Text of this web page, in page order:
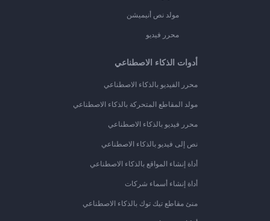
مولد نص أنيميشن
محرر فيديو
أدوات الذكاء الاصطناعي
محرر الفيديو بالذكاء الاصطناعي
مولد المقاطع المتحركة بالذكاء الاصطناعي
محرر فيديو بالذكاء الاصطناعي
نص إلى فيديو بالذكاء الاصطناعي
أداة إنشاء المواقع بالذكاء الاصطناعي
أداة إنشاء أسماء شركات
منئ مقاطع تيك توك بالذكاء الاصطناعي